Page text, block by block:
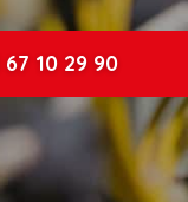
67 10 29 90